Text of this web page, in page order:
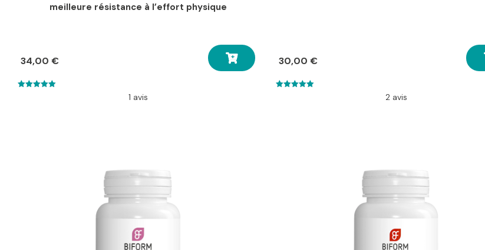
meilleure résistance à l’effort physique
34,00 €
1 avis
30,00 €
2 avis